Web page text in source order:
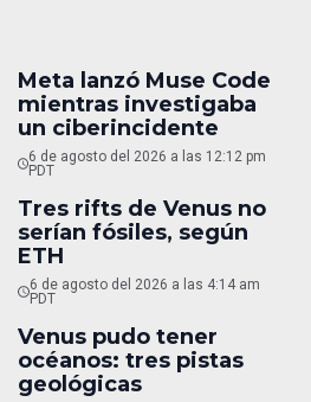
Meta lanzó Muse Code
mientras investigaba
un ciberincidente
6 de agosto del 2026 a las 12:12 pm
PDT
Tres rifts de Venus no
serían fósiles, según
ETH
6 de agosto del 2026 a las 4:14 am
PDT
Venus pudo tener
océanos: tres pistas
geológicas